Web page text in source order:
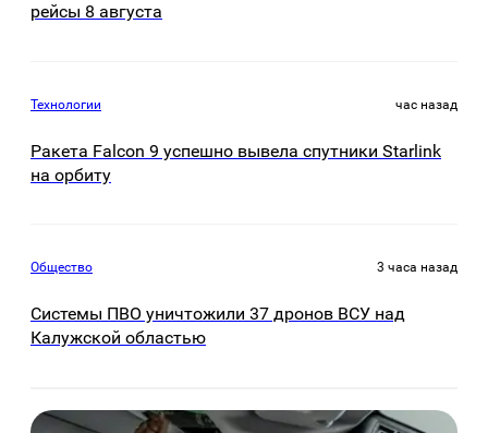
рейсы 8 августа
Технологии час назад
Ракета Falcon 9 успешно вывела спутники Starlink
на орбиту
Общество 3 часа назад
Системы ПВО уничтожили 37 дронов ВСУ над
Калужской областью